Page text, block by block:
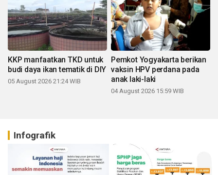
KKP manfaatkan TKD untuk
budi daya ikan tematik di DIY
05 August 2026 21:24 WIB
Pemkot Yogyakarta berikan
vaksin HPV perdana pada
anak laki-laki
04 August 2026 15:59 WIB
Infografik